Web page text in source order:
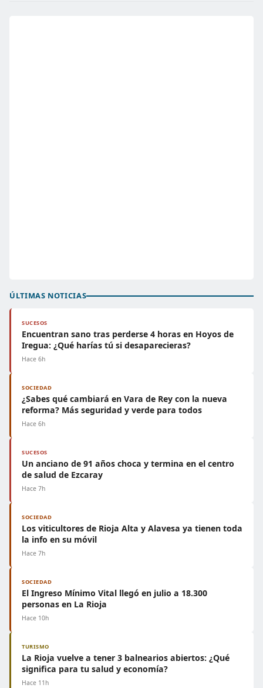
ÚLTIMAS NOTICIAS
SUCESOS
Encuentran sano tras perderse 4 horas en Hoyos de
Iregua: ¿Qué harías tú si desaparecieras?
Hace 6h
SOCIEDAD
¿Sabes qué cambiará en Vara de Rey con la nueva
reforma? Más seguridad y verde para todos
Hace 6h
SUCESOS
Un anciano de 91 años choca y termina en el centro
de salud de Ezcaray
Hace 7h
SOCIEDAD
Los viticultores de Rioja Alta y Alavesa ya tienen toda
la info en su móvil
Hace 7h
SOCIEDAD
El Ingreso Mínimo Vital llegó en julio a 18.300
personas en La Rioja
Hace 10h
TURISMO
La Rioja vuelve a tener 3 balnearios abiertos: ¿Qué
significa para tu salud y economía?
Hace 11h